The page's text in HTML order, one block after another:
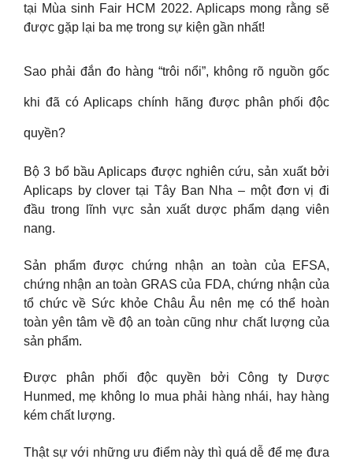
tại Mùa sinh Fair HCM 2022. Aplicaps mong rằng sẽ
được gặp lại ba mẹ trong sự kiện gần nhất!
Sao phải đắn đo hàng “trôi nổi”, không rõ nguồn gốc
khi đã có Aplicaps chính hãng được phân phối độc
quyền?
Bộ 3 bổ bầu Aplicaps được nghiên cứu, sản xuất bởi
Aplicaps by clover tại Tây Ban Nha – một đơn vị đi
đầu trong lĩnh vực sản xuất dược phẩm dạng viên
nang.
Sản phẩm được chứng nhận an toàn của EFSA,
chứng nhận an toàn GRAS của FDA, chứng nhận của
tổ chức về Sức khỏe Châu Âu nên mẹ có thể hoàn
toàn yên tâm về độ an toàn cũng như chất lượng của
sản phẩm.
Được phân phối độc quyền bởi Công ty Dược
Hunmed, mẹ không lo mua phải hàng nhái, hay hàng
kém chất lượng.
Thật sự với những ưu điểm này thì quá dễ để mẹ đưa